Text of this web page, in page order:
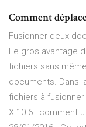
Comment
Fusionner deux
Le gros avantage
fichiers sans
documents. Dans
fichiers à
X 10.6 : comment